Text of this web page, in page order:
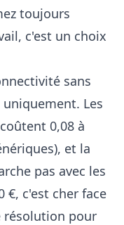
toujours
c'est un choix
sans
Les
0,08 à
et la
pas avec les
€, c'est cher face
résolution pour